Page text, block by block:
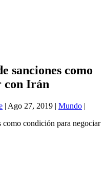
sanciones como
con Irán
| Ago 27, 2019 | Mundo |